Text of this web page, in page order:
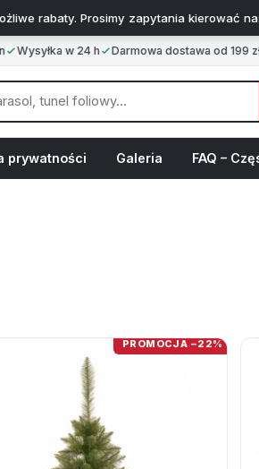
rabaty. Prosimy zapytania kierować
Wysyłka w 24 h Darmowa dostawa od 199 zł
prywatności Galeria FAQ –
PROMOCJA −22%